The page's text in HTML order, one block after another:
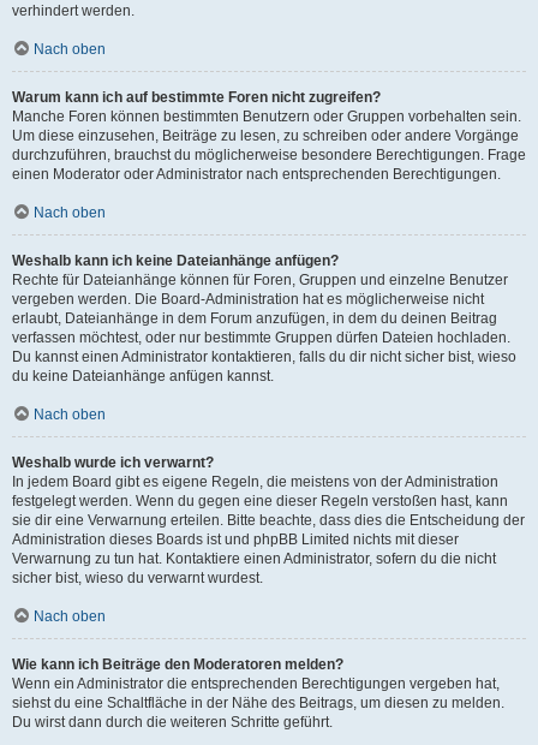
verhindert werden.
Nach oben
Warum kann ich auf bestimmte Foren nicht zugreifen?
Manche Foren können bestimmten Benutzern oder Gruppen vorbehalten sein.
Um diese einzusehen, Beiträge zu lesen, zu schreiben oder andere Vorgänge
durchzuführen, brauchst du möglicherweise besondere Berechtigungen. Frage
einen Moderator oder Administrator nach entsprechenden Berechtigungen.
Nach oben
Weshalb kann ich keine Dateianhänge anfügen?
Rechte für Dateianhänge können für Foren, Gruppen und einzelne Benutzer
vergeben werden. Die Board-Administration hat es möglicherweise nicht
erlaubt, Dateianhänge in dem Forum anzufügen, in dem du deinen Beitrag
verfassen möchtest, oder nur bestimmte Gruppen dürfen Dateien hochladen.
Du kannst einen Administrator kontaktieren, falls du dir nicht sicher bist, wieso
du keine Dateianhänge anfügen kannst.
Nach oben
Weshalb wurde ich verwarnt?
In jedem Board gibt es eigene Regeln, die meistens von der Administration
festgelegt werden. Wenn du gegen eine dieser Regeln verstoßen hast, kann
sie dir eine Verwarnung erteilen. Bitte beachte, dass dies die Entscheidung der
Administration dieses Boards ist und phpBB Limited nichts mit dieser
Verwarnung zu tun hat. Kontaktiere einen Administrator, sofern du die nicht
sicher bist, wieso du verwarnt wurdest.
Nach oben
Wie kann ich Beiträge den Moderatoren melden?
Wenn ein Administrator die entsprechenden Berechtigungen vergeben hat,
siehst du eine Schaltfläche in der Nähe des Beitrags, um diesen zu melden.
Du wirst dann durch die weiteren Schritte geführt.